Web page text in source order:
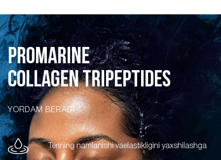
PROMARINE
COLLAGEN TRIPEPTIDES
YORDAM BERADI
Terining namlanishi vaelastikligini yaxshilashga